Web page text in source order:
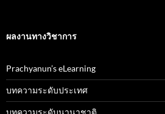
ผลงานทางวิชาการ
Prachyanun’s eLearning
บทความระดับประเทศ
บทความระดับนานาชาติ